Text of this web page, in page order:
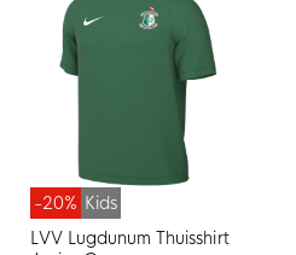
-20% Kids
LVV Lugdunum Thuisshirt